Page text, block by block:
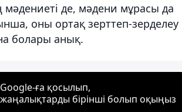
мәдениеті де, мәдени мұрасы да
оны ортақ зерттеп-зерделеу
болары анық.
Google-ға қосылып,
жаңалықтарды бірінші болып оқыңыз